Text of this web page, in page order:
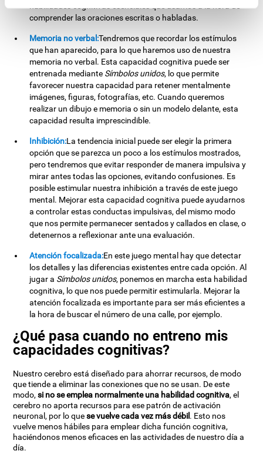
habilidades cognitivas esenciales que usamos a la hora de
comprender las oraciones escritas o habladas.
Memoria no verbal:Tendremos que recordar los estímulos
que han aparecido, para lo que haremos uso de nuestra
memoria no verbal. Esta capacidad cognitiva puede ser
entrenada mediante Símbolos unidos, lo que permite
favorecer nuestra capacidad para retener mentalmente
imágenes, figuras, fotografías, etc. Cuando queremos
realizar un dibujo e memoria o sin un modelo delante, esta
capacidad resulta imprescindible.
Inhibición:La tendencia inicial puede ser elegir la primera
opción que se parezca un poco a los estímulos mostrados,
pero tendremos que evitar responder de manera impulsiva y
mirar antes todas las opciones, evitando confusiones. Es
posible estimular nuestra inhibición a través de este juego
mental. Mejorar esta capacidad cognitiva puede ayudarnos
a controlar estas conductas impulsivas, del mismo modo
que nos permite permanecer sentados y callados en clase, o
detenernos a reflexionar ante una evaluación.
Atención focalizada:En este juego mental hay que detectar
los detalles y las diferencias existentes entre cada opción. Al
jugar a Símbolos unidos, ponemos en marcha esta habilidad
cognitiva, lo que nos puede permitir estimularla. Mejorar la
atención focalizada es importante para ser más eficientes a
la hora de buscar el número de una calle, por ejemplo.
¿Qué pasa cuando no entreno mis
capacidades cognitivas?
Nuestro cerebro está diseñado para ahorrar recursos, de modo
que tiende a eliminar las conexiones que no se usan. De este
modo,si no se emplea normalmente una habilidad cognitiva, el
cerebro no aporta recursos para ese patrón de activación
neuronal, por lo quese vuelve cada vez más débil . Esto nos
vuelve menos hábiles para emplear dicha función cognitiva,
haciéndonos menos eficaces en las actividades de nuestro día a
día.